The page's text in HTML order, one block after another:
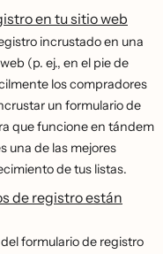
en tu sitio web
incrustado en una
(p. ej., en el pie de
los compradores
un formulario de
que funcione en tándem
una de las mejores
de tus listas.
de registro están
formulario de registro